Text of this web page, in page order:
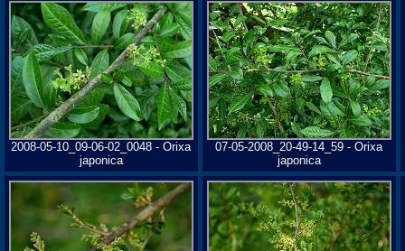
2008-05-10_09-06-02_0048 - Orixa
japonica
07-05-2008_20-49-14_59 - Orixa
japonica